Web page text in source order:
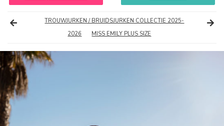
TROUWJURKEN / BRUIDSJURKEN COLLECTIE 2025-
2026
MISS EMILY PLUS SIZE